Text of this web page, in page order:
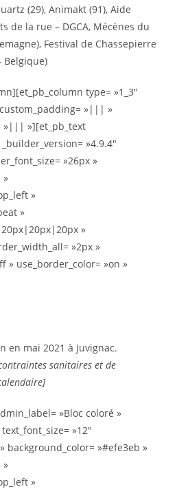
(29), Animakt (91), Aide
de la rue – DGCA, Mécènes du
Festival de Chassepierre
Belgique)
type= »1_3″
custom_padding= »||| »
»||| »][et_pb_text
»4.9.4″
»26px »
»
»
»
»
»2px »
» use_border_color= »on »
en mai 2021 à Juvignac.
sanitaires et de
»Bloc coloré »
»12″
background_color= »#efe3eb »
»
»